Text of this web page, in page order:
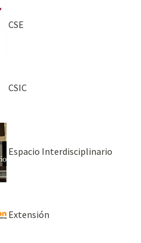
CSE
CSIC
Espacio Interdisciplinario
Extensión